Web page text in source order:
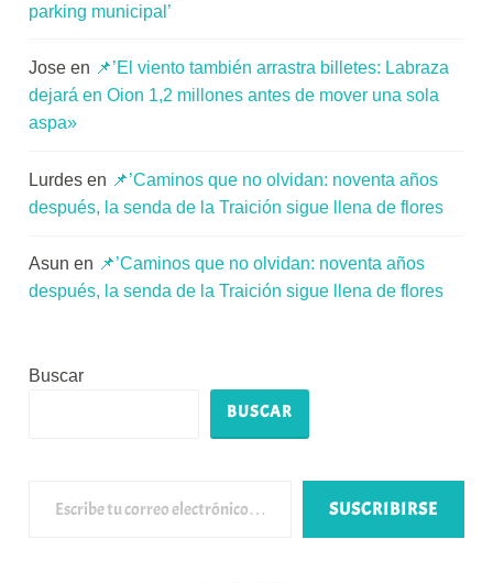
parking municipal’
Jose en 📌’El viento también arrastra billetes: Labraza
dejará en Oion 1,2 millones antes de mover una sola
aspa»
Lurdes en 📌’Caminos que no olvidan: noventa años
después, la senda de la Traición sigue llena de flores
Asun en 📌’Caminos que no olvidan: noventa años
después, la senda de la Traición sigue llena de flores
Buscar
BUSCAR
SUSCRIBIRSE